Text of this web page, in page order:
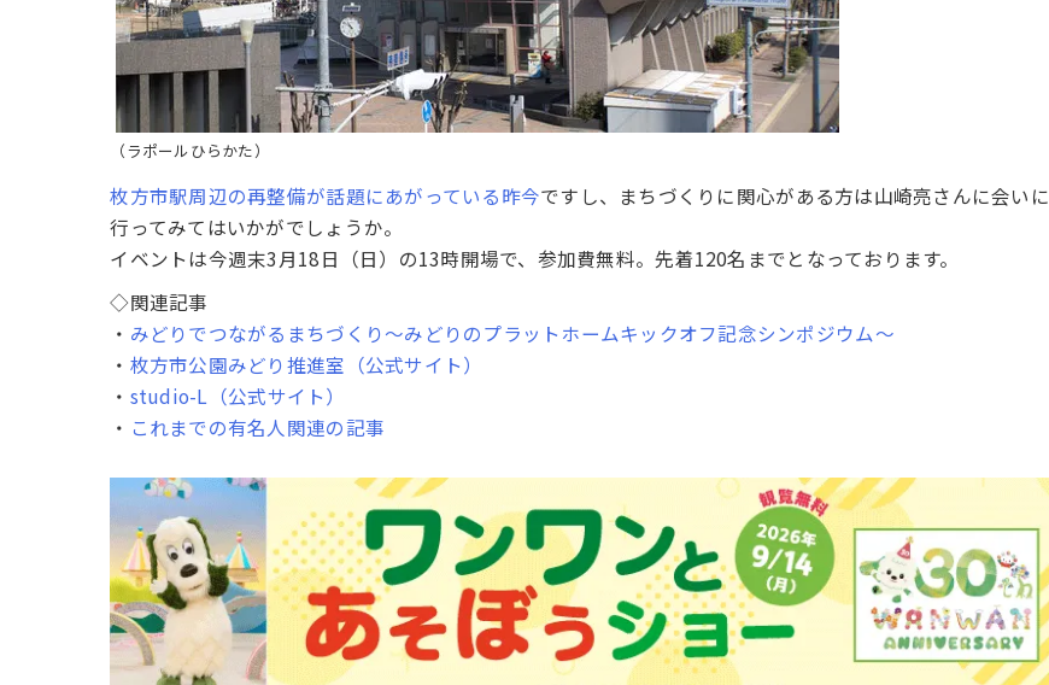
（ラポールひらかた）
枚方市駅周辺の再整備が話題にあがっている昨今ですし、まちづくりに関心がある方は山崎亮さんに会いに
行ってみてはいかがでしょうか。
イベントは今週末3月18日（日）の13時開場で、参加費無料。先着120名までとなっております。
◇関連記事
・ みどりでつながるまちづくり～みどりのプラットホームキックオフ記念シンポジウム～
・ 枚方市公園みどり推進室（公式サイト）
・ studio-L（公式サイト）
・ これまでの有名人関連の記事